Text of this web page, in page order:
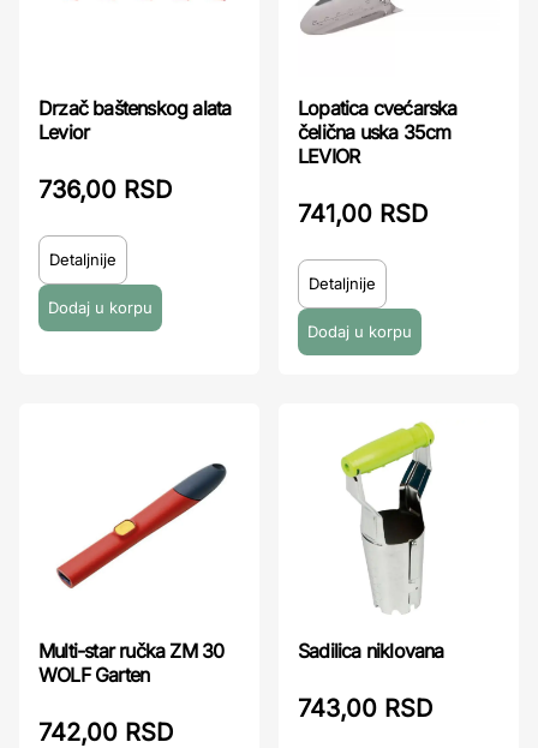
Drzač baštenskog alata
Levior
736,00 RSD
Detaljnije
Lopatica cvećarska
čelična uska 35cm
LEVIOR
741,00 RSD
Detaljnije
Multi-star ručka ZM 30
WOLF Garten
742,00 RSD
Sadilica niklovana
743,00 RSD